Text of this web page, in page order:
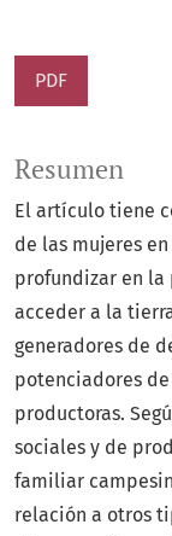
PDF
Resumen
El artículo tiene
de las mujeres
profundizar en
acceder a la
generadores de
potenciadores
productoras.
sociales y de
familiar
relación a otros